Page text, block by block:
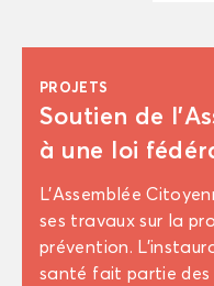
PRO­JETS
Sou­tien de
à une loi
L’As­sem­blée
ses tra­vaux sur la
pré­ven­tion.
santé fait par­tie des